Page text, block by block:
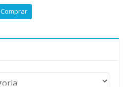
preço
original
R$97,00.R$10,90.
Comprar